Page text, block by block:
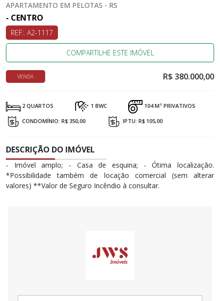
APARTAMENTO EM PELOTAS - RS
- CENTRO
REF:. A2-1117
COMPARTILHE ESTE IMÓVEL
VENDA R$ 380.000,00
2 QUARTOS 1 BWC 104 M² PRIVATIVOS
CONDOMÍNIO: R$ 350,00 IPTU: R$ 105,00
DESCRIÇÃO DO IMÓVEL
- Imóvel amplo; - Casa de esquina; - Ótima localização.
*Possibilidade também de locação comercial (sem alterar
valores) **Valor de Seguro Incêndio à consultar.